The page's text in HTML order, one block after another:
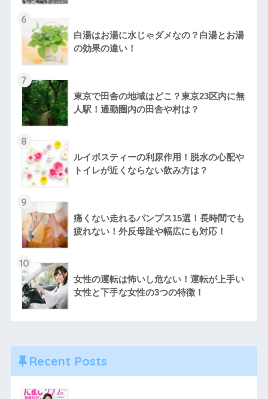
6
白湯はお湯に水じゃダメなの？白湯とお湯
の効果の違い！
7
東京で田舎の地域はどこ？東京23区内に無
人駅！通勤圏内の田舎や村は？
8
ルイボスティーの利尿作用！脱水の心配や
トイレが近くならない飲み方は？
9
痛くない走れるパンプス15選！長時間でも
疲れない！外反母趾や幅広にも対応！
10
女性の運転は怖いし危ない！運転が上手い
女性と下手な女性の3つの特徴！
Recent Posts